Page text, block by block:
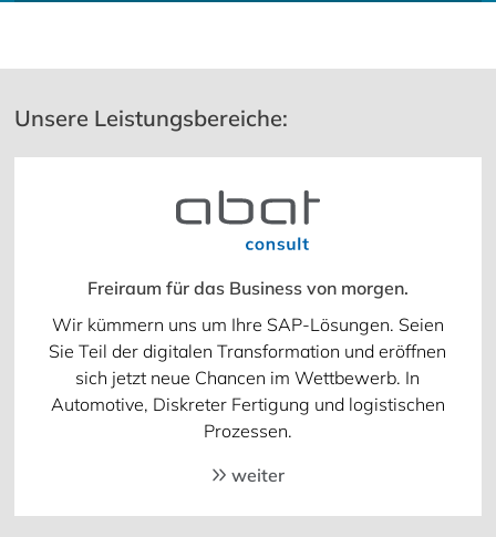
Unsere Leistungsbereiche:
Freiraum für das Business von morgen.
Wir kümmern uns um Ihre SAP-Lösungen. Seien
Sie Teil der digitalen Transformation und eröffnen
sich jetzt neue Chancen im Wettbewerb. In
Automotive, Diskreter Fertigung und logistischen
Prozessen.
weiter